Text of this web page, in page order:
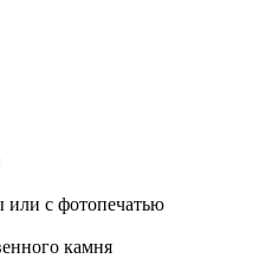
с фотопечатью
камня